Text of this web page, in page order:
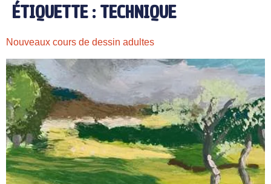
ÉTIQUETTE : TECHNIQUE
Nouveaux cours de dessin adultes